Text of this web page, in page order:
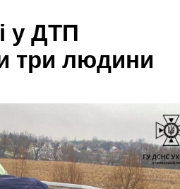
у ДТП
три людини